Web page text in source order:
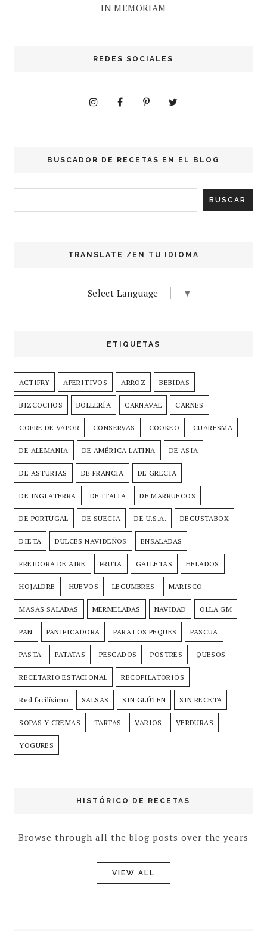
IN MEMORIAM
REDES SOCIALES
BUSCADOR DE RECETAS EN EL BLOG
TRANSLATE /EN TU IDIOMA
Select Language ▼
ETIQUETAS
ACTIFRY APERITIVOS ARROZ BEBIDAS
BIZCOCHOS BOLLERÍA CARNAVAL CARNES
COFRE DE VAPOR CONSERVAS COOKEO CUARESMA
DE ALEMANIA DE AMÉRICA LATINA DE ASIA
DE ASTURIAS DE FRANCIA DE GRECIA
DE INGLATERRA DE ITALIA DE MARRUECOS
DE PORTUGAL DE SUECIA DE U.S.A. DEGUSTABOX
DIETA DULCES NAVIDEÑOS ENSALADAS
FREIDORA DE AIRE FRUTA GALLETAS HELADOS
HOJALDRE HUEVOS LEGUMBRES MARISCO
MASAS SALADAS MERMELADAS NAVIDAD OLLA GM
PAN PANIFICADORA PARA LOS PEQUES PASCUA
PASTA PATATAS PESCADOS POSTRES QUESOS
RECETARIO ESTACIONAL RECOPILATORIOS
Red facilísimo SALSAS SIN GLÚTEN SIN RECETA
SOPAS Y CREMAS TARTAS VARIOS VERDURAS
YOGURES
HISTÓRICO DE RECETAS
Browse through all the blog posts over the years
VIEW ALL